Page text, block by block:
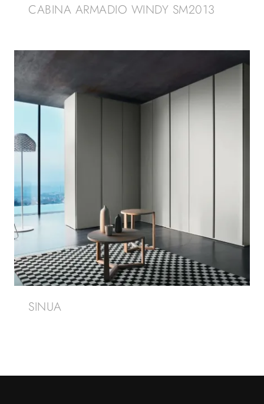
CABINA ARMADIO WINDY SM2013
SINUA